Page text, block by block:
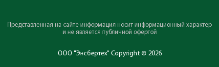
Представленная на сайте информация носит информационный характер
и не является публичной офертой
ООО "Энсбертех" Copyright © 2026